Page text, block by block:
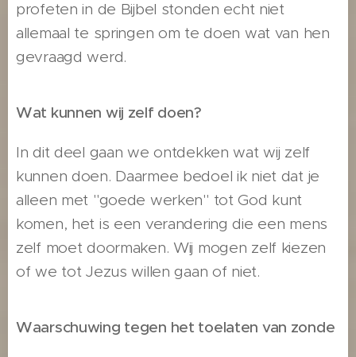
profeten in de Bijbel stonden echt niet
allemaal te springen om te doen wat van hen
gevraagd werd.
Wat kunnen wij zelf doen?
In dit deel gaan we ontdekken wat wij zelf
kunnen doen. Daarmee bedoel ik niet dat je
alleen met "goede werken" tot God kunt
komen, het is een verandering die een mens
zelf moet doormaken. Wij mogen zelf kiezen
of we tot Jezus willen gaan of niet.
Waarschuwing tegen het toelaten van zonde